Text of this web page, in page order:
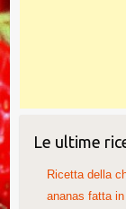
Le ultime
Ricetta della
ananas fatta